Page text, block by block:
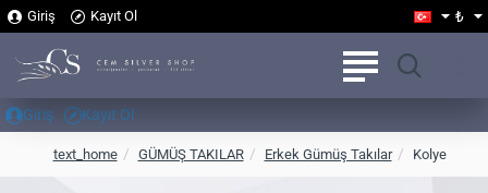
Giriş Kayıt Ol ₺
Giriş Kayıt Ol
text_homeh
GÜMÜŞ TAKILAR Erkek Gümüş Takılar Kolye